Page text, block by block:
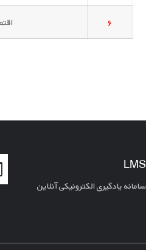
۶
LMS
سامانه یادگیری الکترونیکی آنلاین